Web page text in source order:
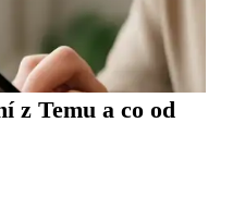
z Temu a co od